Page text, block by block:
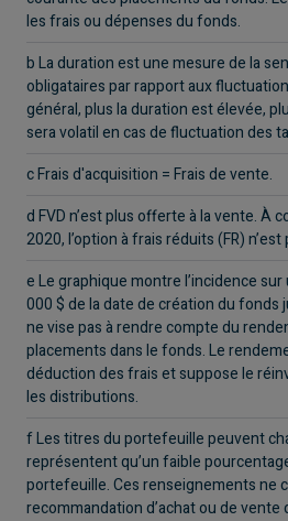
les frais ou dépenses du fonds.
b La duration est une mesure de la
obligataires par rapport aux
général, plus la duration est élevée,
sera volatil en cas de fluctuation des
c Frais d'acquisition = Frais de vente.
d FVD n’est plus offerte à la vente. À
2020, l’option à frais réduits (FR)
e Le graphique montre l’incidence
000 $ de la date de création du fonds
ne vise pas à rendre compte du
placements dans le fonds. Le
déduction des frais et suppose le
les distributions.
f Les titres du portefeuille peuvent
représentent qu’un faible
portefeuille. Ces renseignements ne
recommandation d’achat ou de vente